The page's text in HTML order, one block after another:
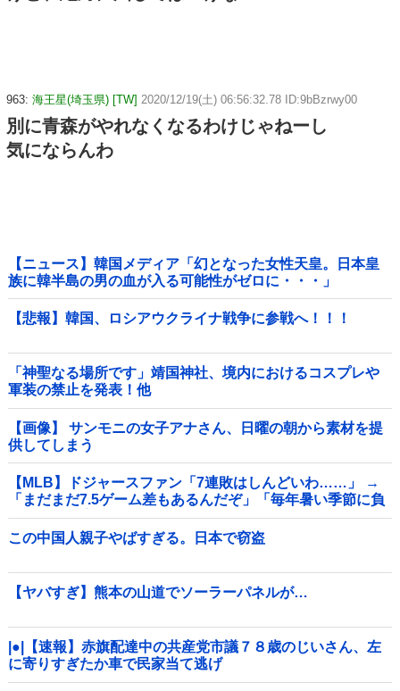
963: 海王星(埼玉県) [TW] 2020/12/19(土) 06:56:32.78 ID:9bBzrwy00
別に青森がやれなくなるわけじゃねーし
気にならんわ
【ニュース】韓国メディア「幻となった女性天皇。日本皇
族に韓半島の男の血が入る可能性がゼロに・・・」
【悲報】韓国、ロシアウクライナ戦争に参戦へ！！！
「神聖なる場所です」靖国神社、境内におけるコスプレや
軍装の禁止を発表！他
【画像】 サンモニの女子アナさん、日曜の朝から素材を提
供してしまう
【MLB】ドジャースファン「7連敗はしんどいわ……」 →
「まだまだ7.5ゲーム差もあるんだぞ」「毎年暑い季節に負
けることが増えるけど結局10月には勝って終わるんだよ」
この中国人親子やばすぎる。日本で窃盗
【ヤバすぎ】熊本の山道でソーラーパネルが…
|●|【速報】赤旗配達中の共産党市議７８歳のじいさん、左
に寄りすぎたか車で民家当て逃げ